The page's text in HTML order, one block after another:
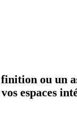
ou un
espaces